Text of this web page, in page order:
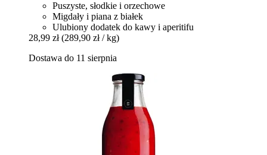
Puszyste, słodkie i orzechowe
Migdały i piana z białek
Ulubiony dodatek do kawy i aperitifu
28,99 zł (289,90 zł / kg)
Dostawa do 11 sierpnia